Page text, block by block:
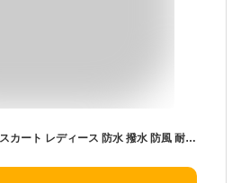
ストレッチ レインウェア スカート レディース 防水 撥水 防風 耐水圧24,000mm レインスカート レインコート レインスーツ アウトドアスカート ラップスカート 大きいサイズ おしゃれ カッパ 雨合羽 雨具 通勤 通学 自転車 女性用 NR-3401 SS限定